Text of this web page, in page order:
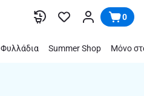
0
Φυλλάδια Summer Shop Μόνο